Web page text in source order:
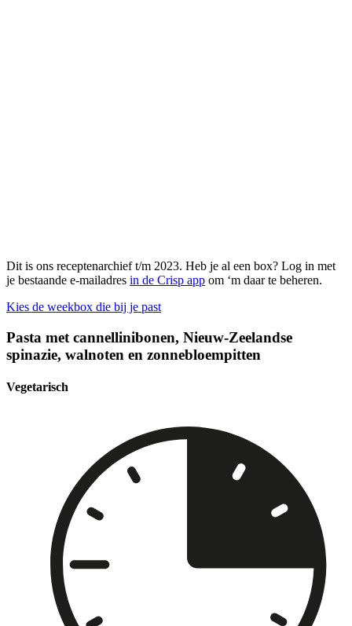
Dit is ons receptenarchief t/m 2023. Heb je al een box? Log in met
je bestaande e-mailadres in de Crisp app om ‘m daar te beheren.
Kies de weekbox die bij je past
Pasta met cannellinibonen, Nieuw-Zeelandse
spinazie, walnoten en zonnebloempitten
Vegetarisch